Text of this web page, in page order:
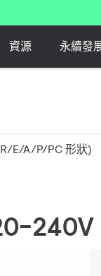
資源 永續發
E/A/P/PC 形狀)
240V